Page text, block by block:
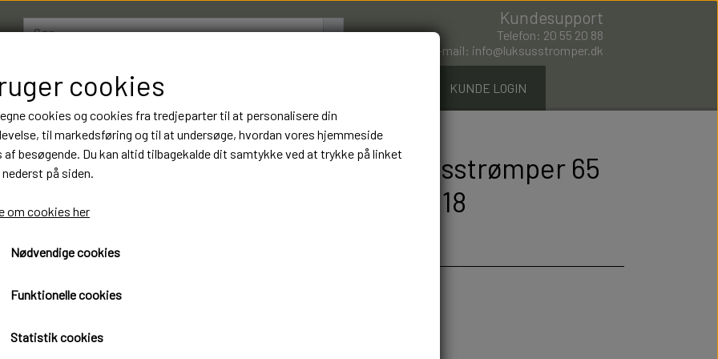
Kundesupport
Telefon: 20 55 20 88
E-mail: info@luksusstromper.dk
BOXERSHORTS KUNDE LOGIN
3 Par Benysøn Økologiske Bomuldsstrømper 65
kr. Luksus Kvalitet. Varenummer: 18
Øko-Tex standard 100 certificeret
3 Par 65 kr
cookies
cookies og cookies fra tredjeparter til at personalisere din
til markedsføring og til at undersøge, hvordan vores hjemmeside
af besøgende. Du kan altid tilbagekalde dit samtykke ved at trykke på linket
på siden.
om cookies her
Nødvendige cookies
Funktionelle cookies
Statistik cookies